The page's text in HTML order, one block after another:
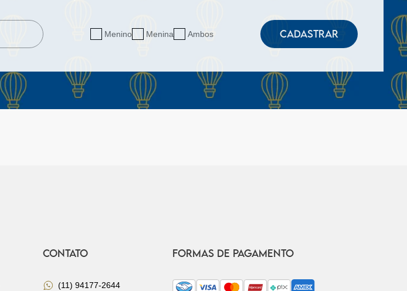
Menino Menina Ambos CADASTRAR
CONTATO
(11) 94177-2644
FORMAS DE PAGAMENTO